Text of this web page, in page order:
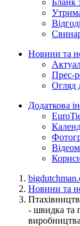
Бланк
Новини та
Прес-
Огляд
Додаткова
Новини та
- швидка та
виробництва